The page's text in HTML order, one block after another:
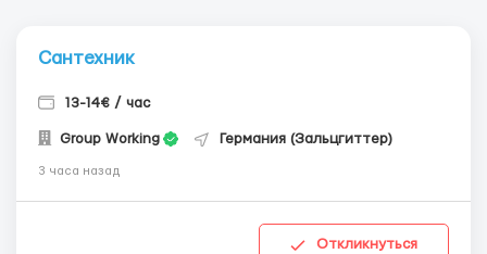
Сантехник
13-14€ / час
Group Working Германия (Зальцгиттер)
3 часа назад
Откликнуться